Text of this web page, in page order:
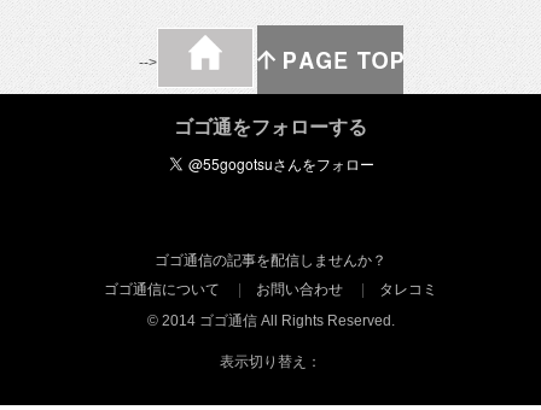
-->
ゴゴ通をフォローする
ゴゴ通信の記事を配信しませんか？
ゴゴ通信について
お問い合わせ
タレコミ
© 2014 ゴゴ通信 All Rights Reserved.
表示切り替え：